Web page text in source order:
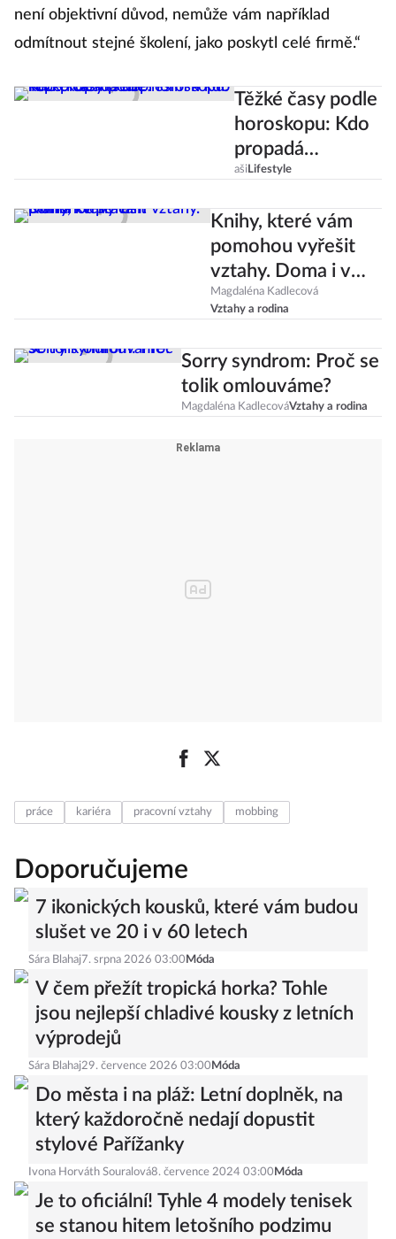
není objektivní důvod, nemůže vám například
odmítnout stejné školení, jako poskytl celé firmě.“
Těžké časy podle
horoskopu: Kdo
propadá
depresím a kdo
sebe?
aši Lifestyle
Knihy, které vám
pomohou vyřešit
vztahy. Doma i v
práci!
Magdaléna Kadlecová
Vztahy a rodina
Sorry syndrom: Proč se
tolik omlouváme?
Magdaléna KadlecováVztahy a rodina
práce kariéra pracovní vztahy mobbing
Doporučujeme
7 ikonických kousků, které vám budou
slušet ve 20 i v 60 letech
Sára Blahaj 7. srpna 2026 03:00 Móda
V čem přežít tropická horka? Tohle
jsou nejlepší chladivé kousky z letních
výprodejů
Sára Blahaj29. července 2026 03:00 Móda
Do města i na pláž: Letní doplněk, na
který každoročně nedají dopustit
stylové Pařížanky
Ivona Horváth Souralová8. července 2024 03:00 Móda
Je to oficiální! Tyhle 4 modely tenisek
se stanou hitem letošního podzimu